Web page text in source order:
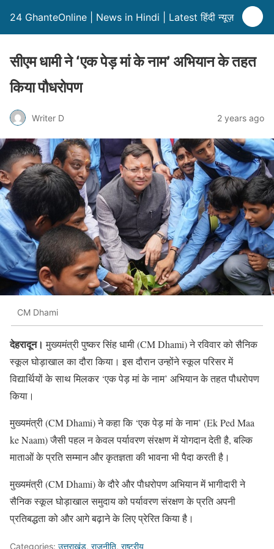
24 GhanteOnline | News in Hindi | Latest हिंदी न्यूज़
सीएम धामी ने ‘एक पेड़ मां के नाम’ अभियान के तहत
किया पौधरोपण
Writer D 2 years ago
CM Dhami
देहरादून। मुख्यमंत्री पुष्कर सिंह धामी (CM Dhami) ने रविवार को सैनिक
स्कूल घोड़ाखाल का दौरा किया। इस दौरान उन्होंने स्कूल परिसर में
विद्यार्थियों के साथ मिलकर ‘एक पेड़ मां के नाम’ अभियान के तहत पौधरोपण
किया।
मुख्यमंत्री (CM Dhami) ने कहा कि ‘एक पेड़ मां के नाम’ (Ek Ped Maa
ke Naam) जैसी पहल न केवल पर्यावरण संरक्षण में योगदान देती है, बल्कि
माताओं के प्रति सम्मान और कृतज्ञता की भावना भी पैदा करती है।
मुख्यमंत्री (CM Dhami) के दौरे और पाैधरोपण अभियान में भागीदारी ने
सैनिक स्कूल घोड़ाखाल समुदाय को पर्यावरण संरक्षण के प्रति अपनी
प्रतिबद्धता को और आगे बढ़ाने के लिए प्रेरित किया है।
Categories: उत्तराखंड, राजनीति, राष्ट्रीय